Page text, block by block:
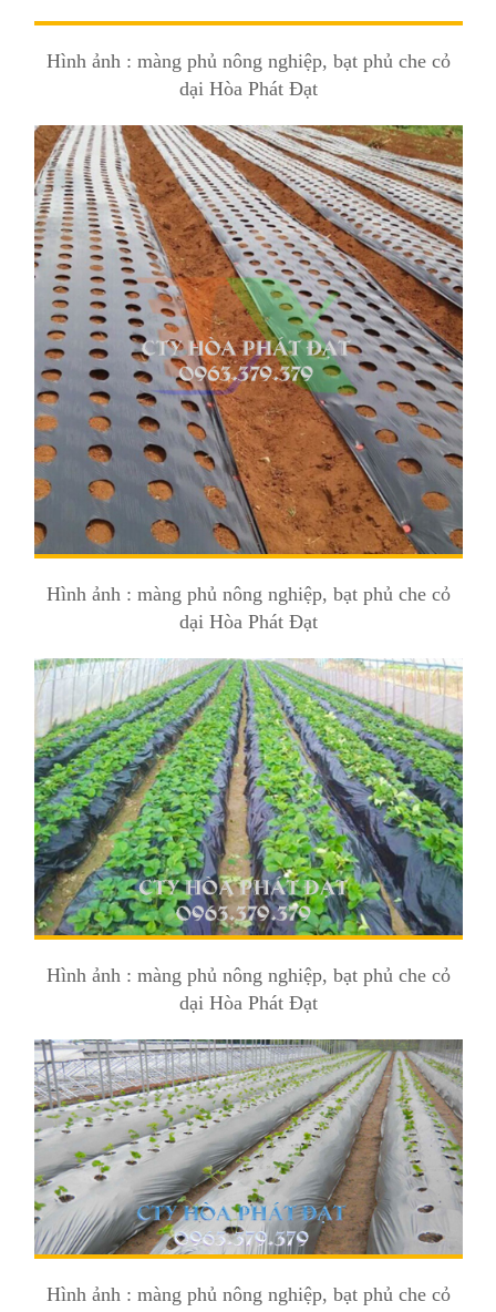
Hình ảnh : màng phủ nông nghiệp, bạt phủ che cỏ
dại Hòa Phát Đạt
Hình ảnh : màng phủ nông nghiệp, bạt phủ che cỏ
dại Hòa Phát Đạt
Hình ảnh : màng phủ nông nghiệp, bạt phủ che cỏ
dại Hòa Phát Đạt
Hình ảnh : màng phủ nông nghiệp, bạt phủ che cỏ